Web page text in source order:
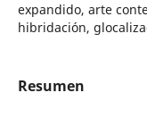
expandido, arte
hibridación,
Resumen